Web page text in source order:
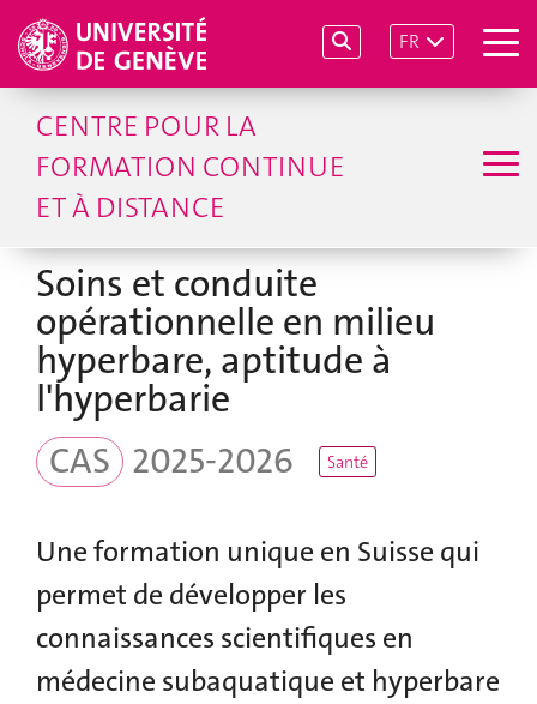
FR
CENTRE POUR LA
FORMATION CONTINUE
ET À DISTANCE
Soins et conduite
opérationnelle en milieu
hyperbare, aptitude à
l'hyperbarie
CAS 2025-2026 Santé
Une formation unique en Suisse qui
permet de développer les
connaissances scientifiques en
médecine subaquatique et hyperbare